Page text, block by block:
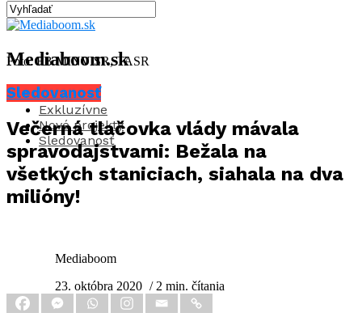
Mediaboom.sk
Aktuality
Exkluzívne
Nové projekty
Sledovanosť
Foto: FB MINV SR, TASR
Sledovanosť
Večerná tlačovka vlády mávala
spravodajstvami: Bežala na
všetkých staniciach, siahala na dva
milióny!
Mediaboom
23. októbra 2020 / 2 min. čítania